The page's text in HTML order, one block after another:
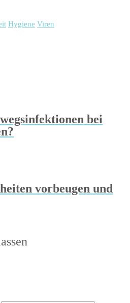
Hygiene Viren
bei
vorbeugen und